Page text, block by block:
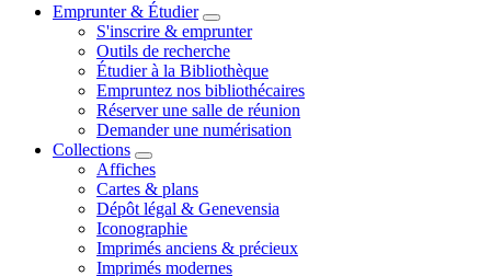
Emprunter & Étudier
S'inscrire & emprunter
Outils de recherche
Étudier à la Bibliothèque
Empruntez nos bibliothécaires
Réserver une salle de réunion
Demander une numérisation
Collections
Affiches
Cartes & plans
Dépôt légal & Genevensia
Iconographie
Imprimés anciens & précieux
Imprimés modernes